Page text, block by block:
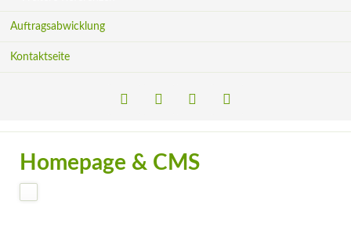
Auftragsabwicklung
Kontaktseite
LinkedIn Xing Facebook
Homepage & CMS